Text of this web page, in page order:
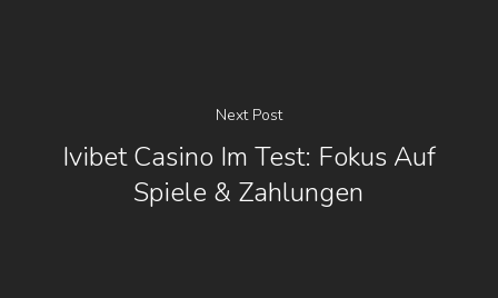
Next Post
Ivibet Casino Im Test: Fokus Auf
Spiele & Zahlungen